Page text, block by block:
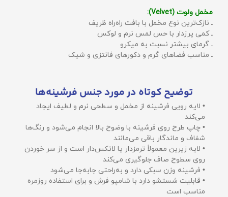
مخمل ولوت (Velvet):
ـ نازک‌ترین نوع مخمل با بافت راه‌راه ظریف
ـ کمی پرزدار با حس لمس نرم و لوکس
ـ گرمای بیشتر نسبت به میکرو
ـ مناسب فضاهای گرم و دکورهای فانتزی و شیک
توضیح کوتاه در مورد جنس فرشینه‌ها
• لایه رویی فرشینه از مخمل و سطحی نرم و لطیف ایجاد
می‌کند
• چاپ طرح روی فرشینه با وضوح بالا انجام می‌شود و رنگ‌ها
شفاف و ماندگار باقی می‌مانند
• لایه زیرین معمولاً ترمزدار یا لاتکس‌دار است و از سر خوردن
روی سطوح صاف جلوگیری می‌کند
• فرشینه وزن سبکی دارد و به‌راحتی جابه‌جا می‌شود
• قابلیت شستشو دارد با شامپو فرش و برای استفاده روزمره
مناسب است